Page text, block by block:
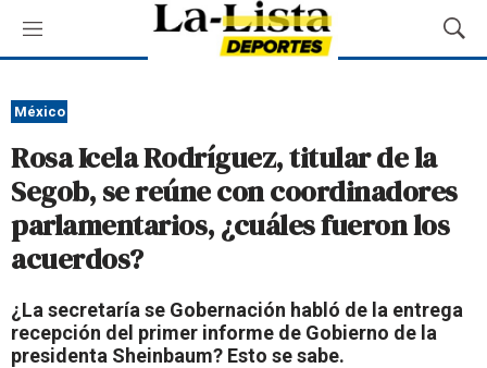
M
e
ú
M
o
B
e
México
Rosa Icela Rodríguez, titular de la
Segob, se reúne con coordinadores
parlamentarios, ¿cuáles fueron los
acuerdos?
¿La secretaría se Gobernación habló de la entrega
recepción del primer informe de Gobierno de la
presidenta Sheinbaum? Esto se sabe.